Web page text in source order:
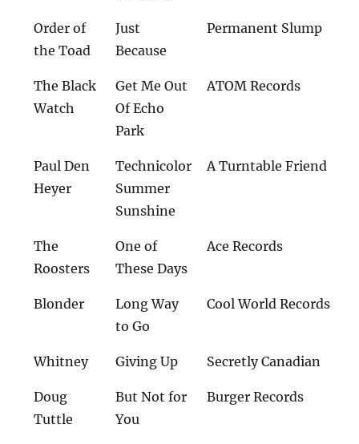
Order of
the Toad
Just
Because
Permanent Slump
The Black
Watch
Get Me Out
Of Echo
Park
ATOM Records
Paul Den
Heyer
Technicolor
Summer
Sunshine
A Turntable Friend
The
Roosters
One of
These Days
Ace Records
Blonder
Long Way
to Go
Cool World Records
Whitney Giving Up Secretly Canadian
Doug
Tuttle
But Not for
You
Burger Records